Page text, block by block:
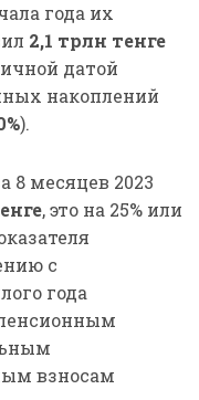
года их
2,1 трлн тенге
датой
накоплений
).
8 месяцев 2023
, это на 25% или
с
года
взносам